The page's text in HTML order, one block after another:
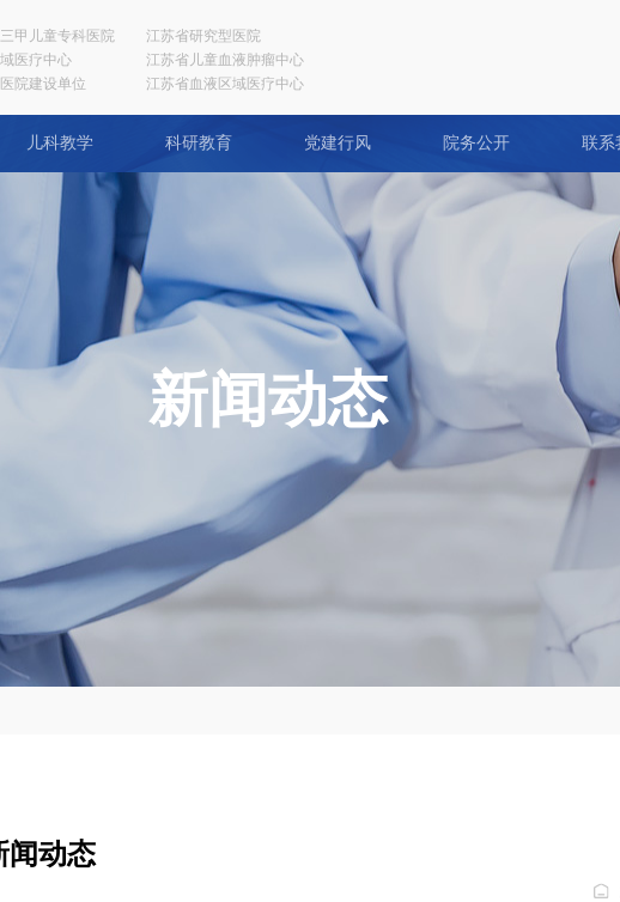
甲儿童专科医院
医疗中心
院建设单位
江苏省研究型医院
江苏省儿童血液肿瘤中心
江苏省血液区域医疗中心
儿科教学 科研教育 党建行风 院务公开 联系
新闻动态
闻动态